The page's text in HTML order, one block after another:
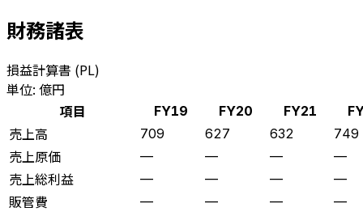
財務諸表
損益計算書 (PL)
単位: 億円
項目
FY19 FY20 FY21
売上高 709 627 632 749
売上原価 — — — —
売上総利益 — — — —
販管費 — — — —